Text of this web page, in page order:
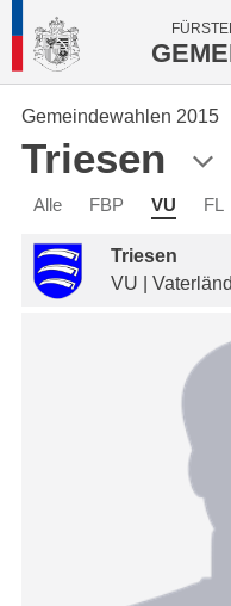
Gemeindewahlen 2015
Triesen
Alle FBP VU FL
Triesen
VU |